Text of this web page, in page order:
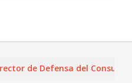
Defensa del Consumidor